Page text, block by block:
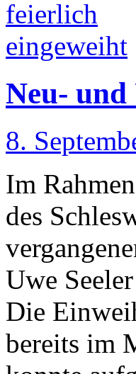
Neu-
8.
Im
des
Uwe
Die
bereits im